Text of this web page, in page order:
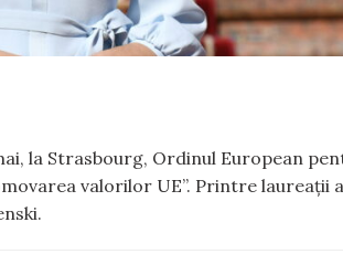
la Strasbourg, Ordinul European
valorilor UE”. Printre laureații